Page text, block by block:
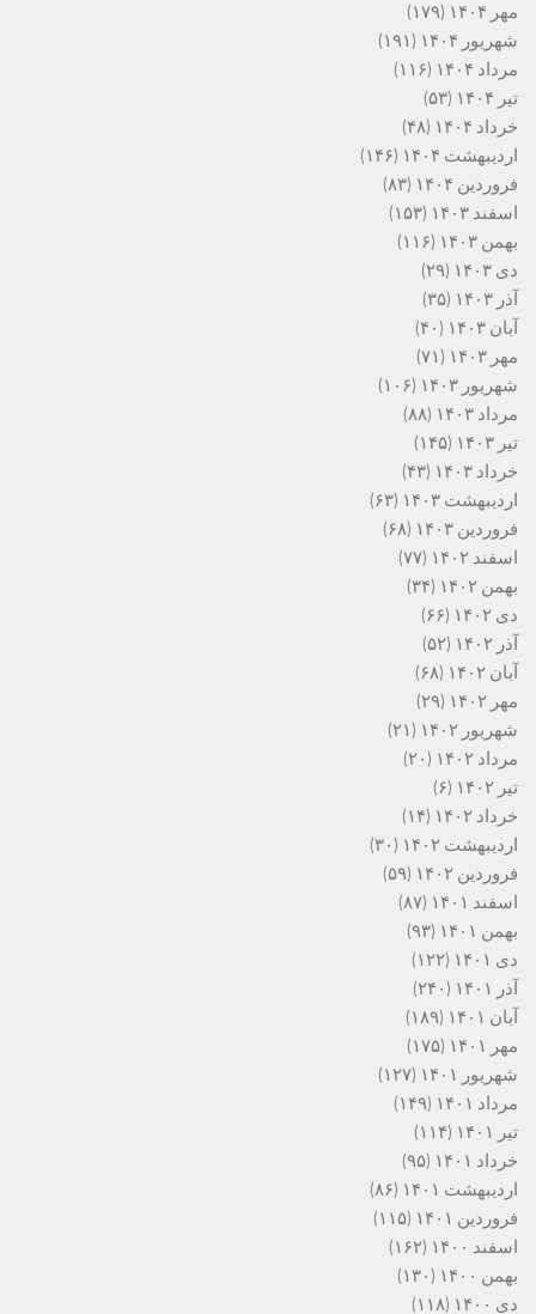
مهر ۱۴۰۴
(۱۷۹)
شهریور ۱۴۰۴
(۱۹۱)
مرداد ۱۴۰۴
(۱۱۶)
تیر ۱۴۰۴
(۵۳)
خرداد ۱۴۰۴
(۴۸)
اردیبهشت ۱۴۰۴
(۱۴۶)
فروردین ۱۴۰۴
(۸۳)
اسفند ۱۴۰۳
(۱۵۳)
بهمن ۱۴۰۳
(۱۱۶)
دی ۱۴۰۳
(۲۹)
آذر ۱۴۰۳
(۳۵)
آبان ۱۴۰۳
(۴۰)
مهر ۱۴۰۳
(۷۱)
شهریور ۱۴۰۳
(۱۰۶)
مرداد ۱۴۰۳
(۸۸)
تیر ۱۴۰۳
(۱۴۵)
خرداد ۱۴۰۳
(۴۳)
اردیبهشت ۱۴۰۳
(۶۳)
فروردین ۱۴۰۳
(۶۸)
اسفند ۱۴۰۲
(۷۷)
بهمن ۱۴۰۲
(۳۴)
دی ۱۴۰۲
(۶۶)
آذر ۱۴۰۲
(۵۲)
آبان ۱۴۰۲
(۶۸)
مهر ۱۴۰۲
(۲۹)
شهریور ۱۴۰۲
(۲۱)
مرداد ۱۴۰۲
(۲۰)
تیر ۱۴۰۲
(۶)
خرداد ۱۴۰۲
(۱۴)
اردیبهشت ۱۴۰۲
(۳۰)
فروردین ۱۴۰۲
(۵۹)
اسفند ۱۴۰۱
(۸۷)
بهمن ۱۴۰۱
(۹۳)
دی ۱۴۰۱
(۱۲۲)
آذر ۱۴۰۱
(۲۴۰)
آبان ۱۴۰۱
(۱۸۹)
مهر ۱۴۰۱
(۱۷۵)
شهریور ۱۴۰۱
(۱۲۷)
مرداد ۱۴۰۱
(۱۴۹)
تیر ۱۴۰۱
(۱۱۴)
خرداد ۱۴۰۱
(۹۵)
اردیبهشت ۱۴۰۱
(۸۶)
فروردین ۱۴۰۱
(۱۱۵)
اسفند ۱۴۰۰
(۱۶۲)
بهمن ۱۴۰۰
(۱۳۰)
دی ۱۴۰۰
(۱۱۸)